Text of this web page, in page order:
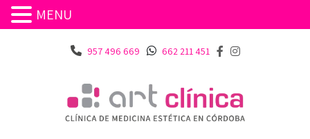
957 496 669 662 211 451
MENU